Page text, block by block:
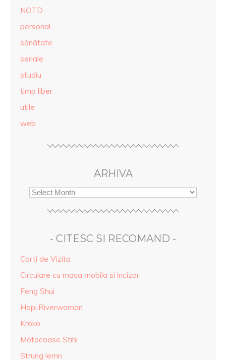
NOTD
personal
sănătate
seriale
studiu
timp liber
utile
web
ARHIVA
- CITESC SI RECOMAND -
Carti de Vizita
Circulare cu masa mobila si incizor
Feng Shui
Hapi.Riverwoman
Kroko
Motocoase Stihl
Strung lemn